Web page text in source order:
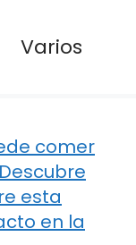
Varios
comer
esta
en la